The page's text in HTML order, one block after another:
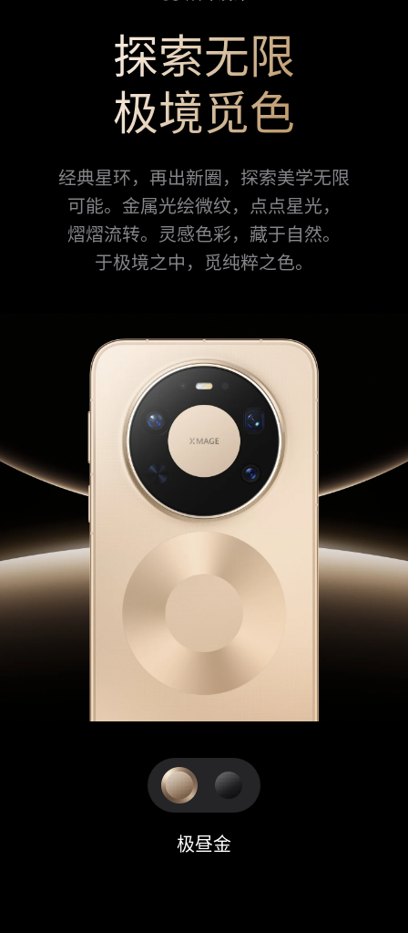
探索无限
极境觅色
经典星环，再出新圈，探索美学无限
可能。金属光绘微纹，点点星光，
熠⁠熠流转。 灵感色彩，藏于自然。
于极境之中，觅纯粹之色。
极昼金